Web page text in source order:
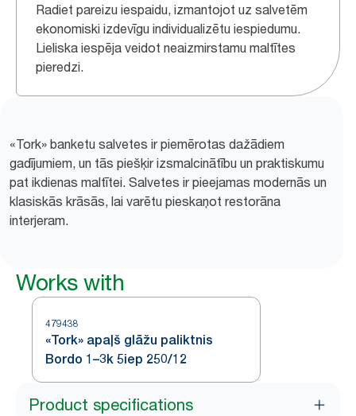
Radiet pareizu iespaidu, izmantojot uz salvetēm
ekonomiski izdevīgu individualizētu iespiedumu.
Lieliska iespēja veidot neaizmirstamu maltītes
pieredzi.
«Tork» banketu salvetes ir piemērotas dažādiem
gadījumiem, un tās piešķir izsmalcinātību un praktiskumu
pat ikdienas maltītei. Salvetes ir pieejamas modernās un
klasiskās krāsās, lai varētu pieskaņot restorāna
interjeram.
Works with
479438
«Tork» apaļš glāžu paliktnis
Bordo 1–3k 5iep 250/12
Product specifications